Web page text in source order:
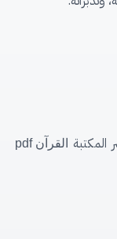
المكتبة القرآن pdf